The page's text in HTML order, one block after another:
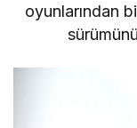
oyunlarından